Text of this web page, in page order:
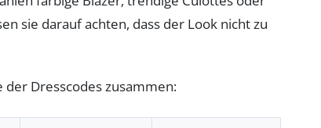
sie darauf achten, dass der Look nicht zu
Dresscodes zusammen: